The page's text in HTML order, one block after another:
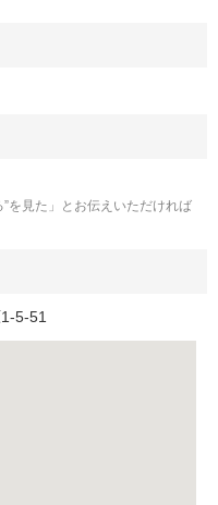
を見た」とお伝えいただければ
5-51